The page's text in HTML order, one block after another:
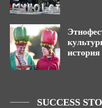
SUCCESS